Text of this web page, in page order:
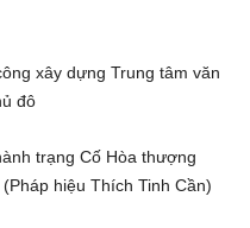
xây dựng Trung tâm văn
đô
trạng Cố Hòa thượng
hiệu Thích Tinh Cần)